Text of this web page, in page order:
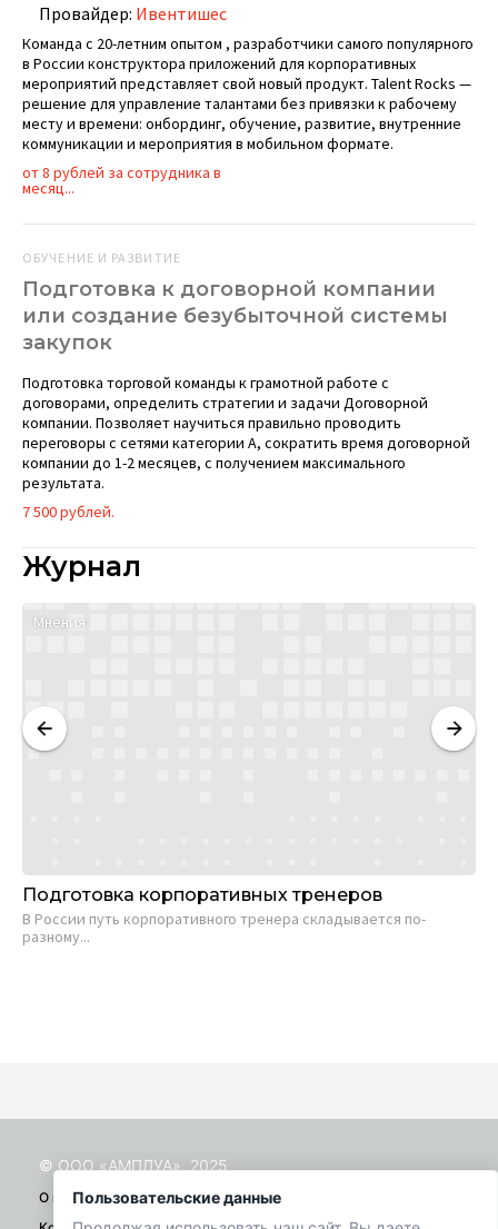
Провайдер: Ивентишес
Команда с 20-летним опытом , разработчики самого популярного
в России конструктора приложений для корпоративных
мероприятий представляет свой новый продукт. Talent Rocks —
решение для управление талантами без привязки к рабочему
месту и времени: онбординг, обучение, развитие, внутренние
коммуникации и мероприятия в мобильном формате.
от 8 рублей за сотрудника в
месяц...
ОБУЧЕНИЕ И РАЗВИТИЕ
Подготовка к договорной компании
или создание безубыточной системы
закупок
Подготовка торговой команды к грамотной работе с
договорами, определить стратегии и задачи Договорной
компании. Позволяет научиться правильно проводить
переговоры с сетями категории А, сократить время договорной
компании до 1-2 месяцев, с получением максимального
результата.
7 500 рублей.
Журнал
Мнения
Подготовка корпоративных тренеров
В России путь корпоративного тренера складывается по-
разному...
Пользовательские данные
© ООО «АМПЛУА», 2025
О проекте